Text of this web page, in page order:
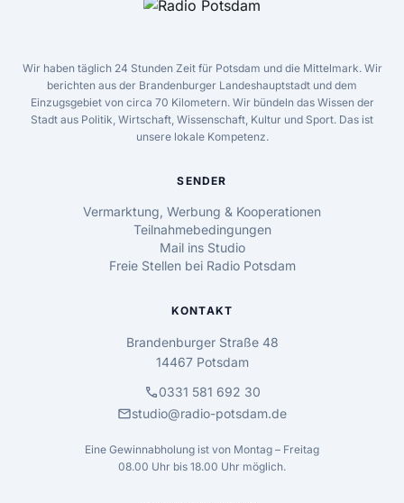
Wir haben täglich 24 Stunden Zeit für Potsdam und die Mittelmark. Wir
berichten aus der Brandenburger Landeshauptstadt und dem
Einzugsgebiet von circa 70 Kilometern. Wir bündeln das Wissen der
Stadt aus Politik, Wirtschaft, Wissenschaft, Kultur und Sport. Das ist
unsere lokale Kompetenz.
SENDER
Vermarktung, Werbung & Kooperationen
Teilnahmebedingungen
Mail ins Studio
Freie Stellen bei Radio Potsdam
KONTAKT
Brandenburger Straße 48
14467 Potsdam
call0331 581 692 30
mailstudio@radio-potsdam.de
Eine Gewinnabholung ist von Montag – Freitag
08.00 Uhr bis 18.00 Uhr möglich.